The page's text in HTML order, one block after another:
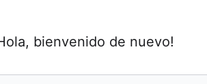
bienvenido de nuevo!